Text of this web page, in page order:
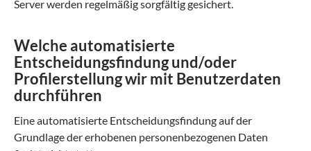
Server werden regelmäßig sorgfältig gesichert.
Welche automatisierte
Entscheidungsfindung und/oder
Profilerstellung wir mit Benutzerdaten
durchführen
Eine automatisierte Entscheidungsfindung auf der
Grundlage der erhobenen personenbezogenen Daten